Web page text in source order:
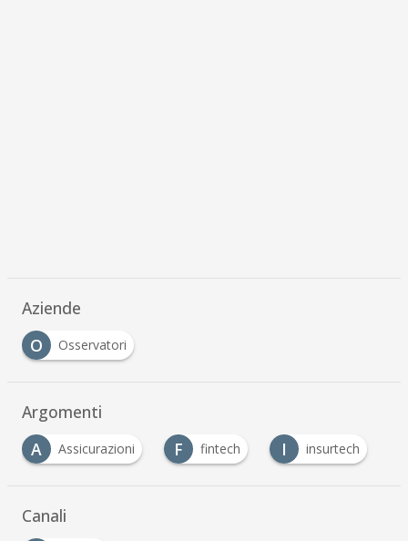
Aziende
O
Osservatori
Argomenti
A
Assicurazioni F fintech I
insurtech
Canali